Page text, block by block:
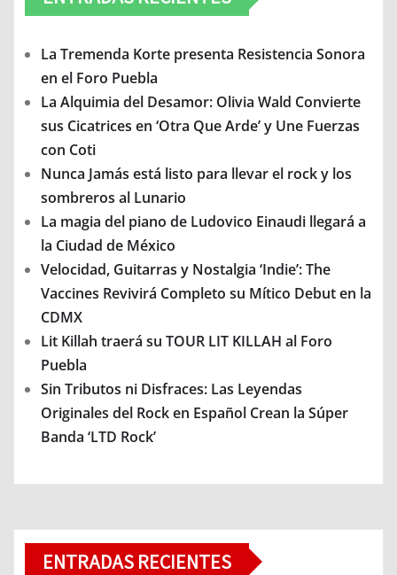
La Tremenda Korte presenta Resistencia Sonora
en el Foro Puebla
La Alquimia del Desamor: Olivia Wald Convierte
sus Cicatrices en ‘Otra Que Arde’ y Une Fuerzas
con Coti
Nunca Jamás está listo para llevar el rock y los
sombreros al Lunario
La magia del piano de Ludovico Einaudi llegará a
la Ciudad de México
Velocidad, Guitarras y Nostalgia ‘Indie’: The
Vaccines Revivirá Completo su Mítico Debut en la
CDMX
Lit Killah traerá su TOUR LIT KILLAH al Foro
Puebla
Sin Tributos ni Disfraces: Las Leyendas
Originales del Rock en Español Crean la Súper
Banda ‘LTD Rock’
ENTRADAS RECIENTES